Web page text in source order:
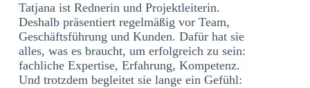
Tatjana ist Rednerin und Projektleiterin.
Deshalb präsentiert regelmäßig vor Team,
Geschäftsführung und Kunden. Dafür hat sie
alles, was es braucht, um erfolgreich zu sein:
fachliche Expertise, Erfahrung, Kompetenz.
Und trotzdem begleitet sie lange ein Gefühl: